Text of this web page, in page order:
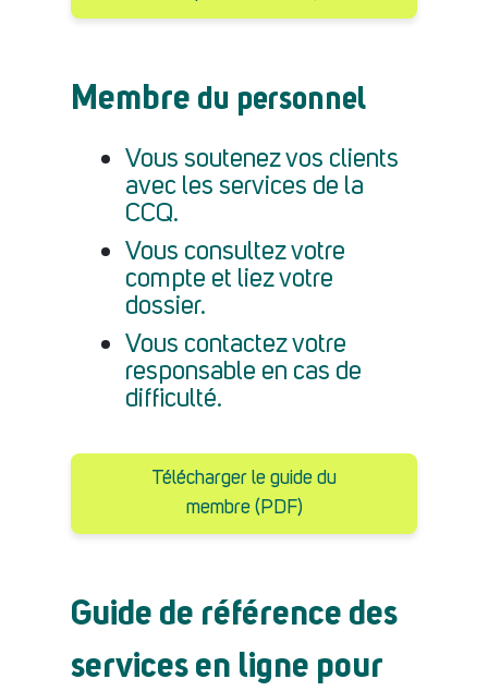
Membre du personnel
Vous soutenez vos clients
avec les services de la
CCQ.
Vous consultez votre
compte et liez votre
dossier.
Vous contactez votre
responsable en cas de
difficulté.
Télécharger le guide du
membre (PDF)
Guide de référence des
services en ligne pour